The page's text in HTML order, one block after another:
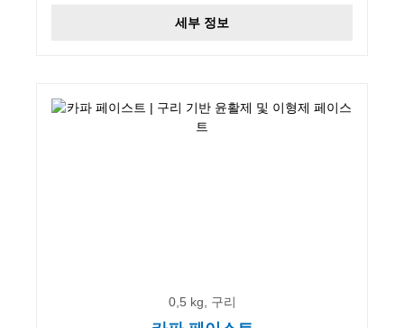
세부 정보
0,5 kg, 구리